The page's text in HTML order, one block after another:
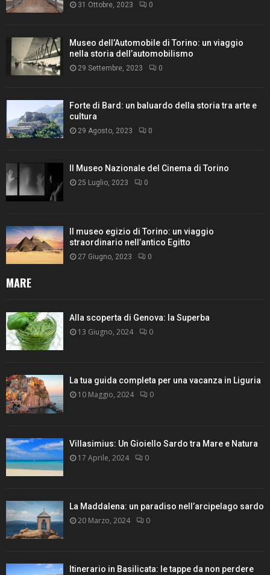
31 Ottobre, 2023 0
Museo dell’Automobile di Torino: un viaggio
nella storia dell’automobilismo
29 Settembre, 2023 0
Forte di Bard: un baluardo della storia tra arte e
cultura
29 Agosto, 2023 0
Il Museo Nazionale del Cinema di Torino
25 Luglio, 2023 0
Il museo egizio di Torino: un viaggio
straordinario nell’antico Egitto
27 Giugno, 2023 0
MARE
Alla scoperta di Genova: la Superba
13 Giugno, 2024 0
La tua guida completa per una vacanza in Liguria
10 Maggio, 2024 0
Villasimius: Un Gioiello Sardo tra Mare e Natura
17 Aprile, 2024 0
La Maddalena: un paradiso nell’arcipelago sardo
20 Marzo, 2024 0
Itinerario in Basilicata: le tappe da non perdere